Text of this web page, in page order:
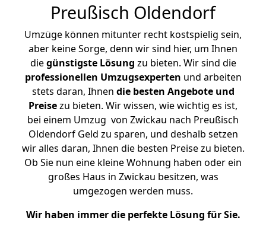
Preußisch Oldendorf
Umzüge können mitunter recht kostspielig sein,
aber keine Sorge, denn wir sind hier, um Ihnen
diegünstigste Lösung zu bieten. Wir sind die
professionellen Umzugsexperten und arbeiten
stets daran, Ihnen die besten Angebote und
Preisezu bieten. Wir wissen, wie wichtig es ist,
bei einem Umzug von Zwickau nach Preußisch
Oldendorf Geld zu sparen, und deshalb setzen
wir alles daran, Ihnen die besten Preise zu bieten.
Ob Sie nun eine kleine Wohnung haben oder ein
großes Haus in Zwickau besitzen, was
umgezogen werden muss.
Wir haben immer die perfekte Lösung für Sie.